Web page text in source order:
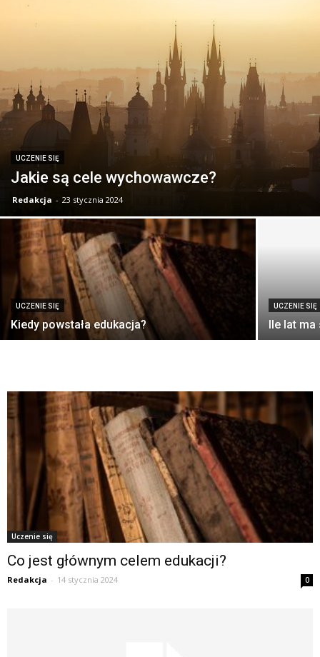
UCZENIE SIĘ
Jakie są cele wychowawcze?
Redakcja - 23 stycznia 2024
UCZENIE SIĘ
Kiedy powstała edukacja?
UCZENIE SIĘ
Ile lat
Uczenie się
Co jest głównym celem edukacji?
Redakcja - 14 stycznia 2024 0